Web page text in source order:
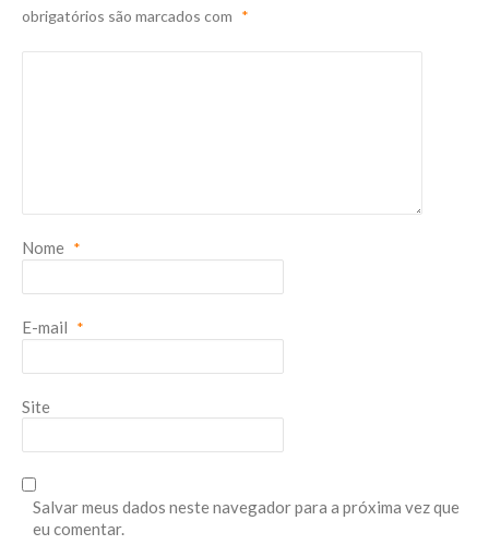
obrigatórios são marcados com *
Nome *
E-mail *
Site
Salvar meus dados neste navegador para a próxima vez que
eu comentar.